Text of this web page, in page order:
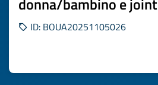
ID: BOUA20251105026